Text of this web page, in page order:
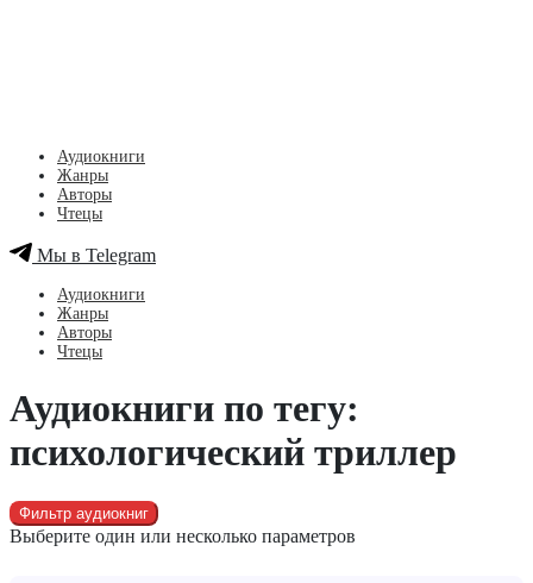
Аудиокниги
Жанры
Авторы
Чтецы
Мы в Telegram
Аудиокниги
Жанры
Авторы
Чтецы
Аудиокниги по тегу:
психологический триллер
Фильтр аудиокниг
Выберите один или несколько параметров